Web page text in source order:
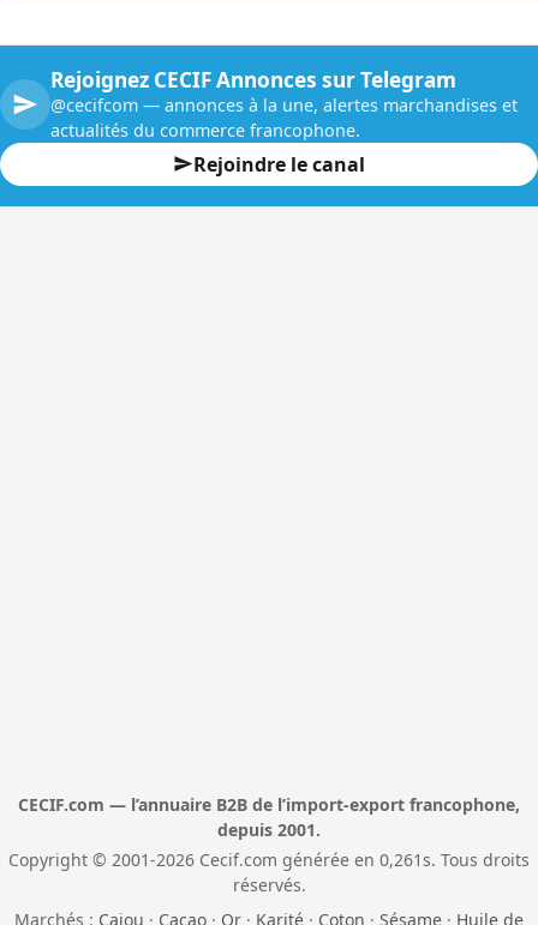
Rejoignez CECIF Annonces sur Telegram
@cecifcom — annonces à la une, alertes marchandises et
actualités du commerce francophone.
Rejoindre le canal
CECIF.com — l’annuaire B2B de l’import-export francophone,
depuis 2001.
Copyright © 2001-2026 Cecif.com générée en 0,261s. Tous droits
réservés.
Marchés : Cajou · Cacao · Or · Karité · Coton · Sésame · Huile de